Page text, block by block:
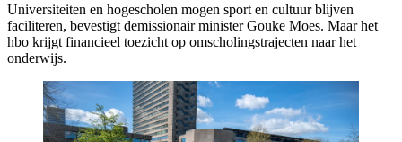
Universiteiten en hogescholen mogen sport en cultuur blijven
faciliteren, bevestigt demissionair minister Gouke Moes. Maar het
hbo krijgt financieel toezicht op omscholingstrajecten naar het
onderwijs.